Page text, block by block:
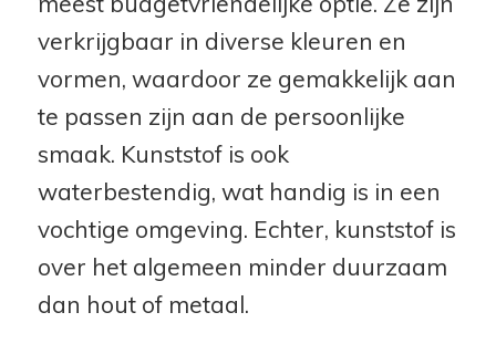
verkrijgbaar in diverse kleuren en
vormen, waardoor ze gemakkelijk aan
te passen zijn aan de persoonlijke
smaak. Kunststof is ook
waterbestendig, wat handig is in een
vochtige omgeving. Echter, kunststof is
over het algemeen minder duurzaam
dan hout of metaal.